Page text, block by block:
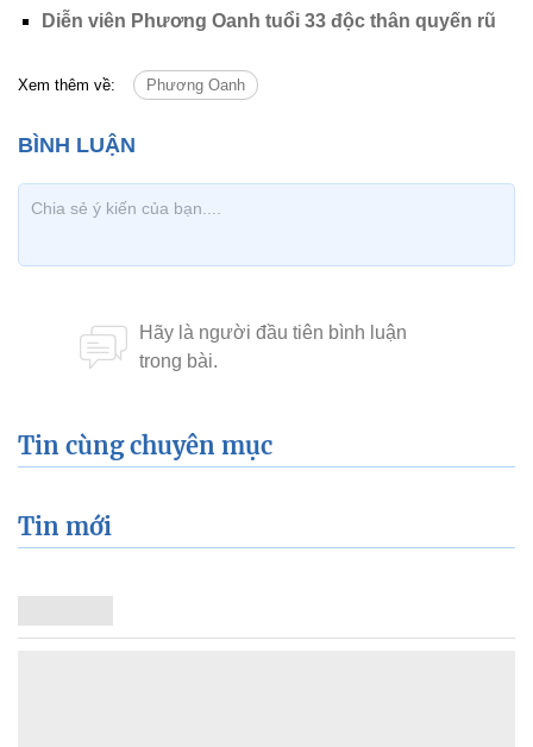
Diễn viên Phương Oanh tuổi 33 độc thân quyến rũ
Xem thêm về: Phương Oanh
Tin cùng chuyên mục
Tin mới